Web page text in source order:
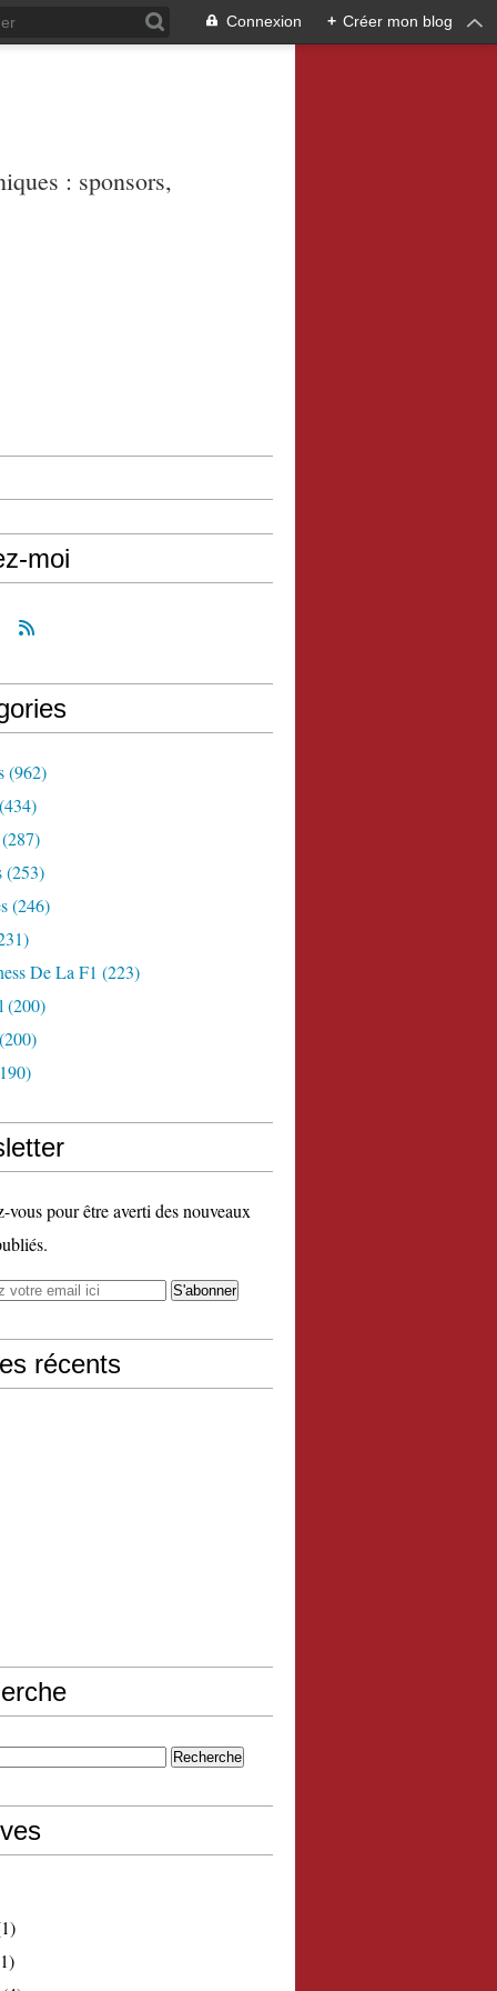
Connexion + Créer mon blog
: sponsors,
moi
(962)
(253)
(246)
De La F1 (223)
(200)
vous pour être averti des nouveaux
récents